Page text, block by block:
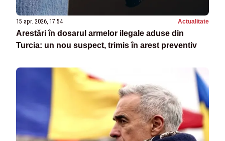
15 apr. 2026, 17:54 Actualitate
Arestări în dosarul armelor ilegale aduse din
Turcia: un nou suspect, trimis în arest preventiv